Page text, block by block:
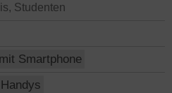
Studenten
Smartphone